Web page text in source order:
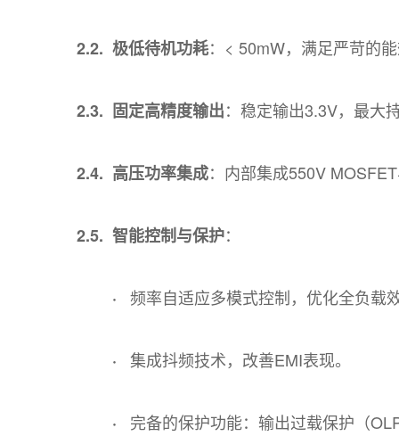
2.2. 极低待机功耗：< 50mW，满足严苛的
2.3. 固定高精度输出：稳定输出3.3V，最大
2.4. 高压功率集成：内部集成550V
2.5. 智能控制与保护：
· 频率自适应多模式控制，优化全负载
· 集成抖频技术，改善EMI表现。
· 完备的保护功能：输出过载保护（